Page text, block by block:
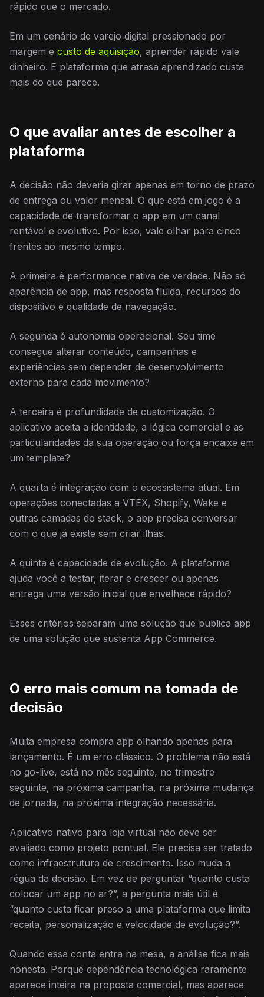
rápido que o mercado.
Em um cenário de varejo digital pressionado por
margem e custo de aquisição, aprender rápido vale
dinheiro. E plataforma que atrasa aprendizado custa
mais do que parece.
O que avaliar antes de escolher a
plataforma
A decisão não deveria girar apenas em torno de prazo
de entrega ou valor mensal. O que está em jogo é a
capacidade de transformar o app em um canal
rentável e evolutivo. Por isso, vale olhar para cinco
frentes ao mesmo tempo.
A primeira é performance nativa de verdade. Não só
aparência de app, mas resposta fluida, recursos do
dispositivo e qualidade de navegação.
A segunda é autonomia operacional. Seu time
consegue alterar conteúdo, campanhas e
experiências sem depender de desenvolvimento
externo para cada movimento?
A terceira é profundidade de customização. O
aplicativo aceita a identidade, a lógica comercial e as
particularidades da sua operação ou força encaixe em
um template?
A quarta é integração com o ecossistema atual. Em
operações conectadas a VTEX, Shopify, Wake e
outras camadas do stack, o app precisa conversar
com o que já existe sem criar ilhas.
A quinta é capacidade de evolução. A plataforma
ajuda você a testar, iterar e crescer ou apenas
entrega uma versão inicial que envelhece rápido?
Esses critérios separam uma solução que publica app
de uma solução que sustenta App Commerce.
O erro mais comum na tomada de
decisão
Muita empresa compra app olhando apenas para
lançamento. É um erro clássico. O problema não está
no go-live, está no mês seguinte, no trimestre
seguinte, na próxima campanha, na próxima mudança
de jornada, na próxima integração necessária.
Aplicativo nativo para loja virtual não deve ser
avaliado como projeto pontual. Ele precisa ser tratado
como infraestrutura de crescimento. Isso muda a
régua da decisão. Em vez de perguntar “quanto custa
colocar um app no ar?”, a pergunta mais útil é
“quanto custa ficar preso a uma plataforma que limita
receita, personalização e velocidade de evolução?”.
Quando essa conta entra na mesa, a análise fica mais
honesta. Porque dependência tecnológica raramente
aparece inteira na proposta comercial, mas aparece